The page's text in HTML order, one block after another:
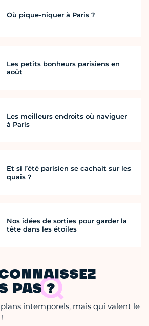
Où pique-niquer à Paris ?
Les petits bonheurs parisiens en
août
Les meilleurs endroits où naviguer
à Paris
Et si l’été parisien se cachait sur les
quais ?
Nos idées de sorties pour garder la
tête dans les étoiles
PAS ?
intemporels, mais qui valent le